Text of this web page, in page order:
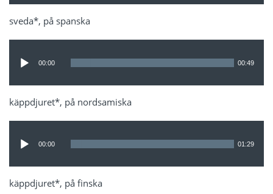
sveda*, på spanska
00:00 00:49
käppdjuret*, på nordsamiska
00:00 01:29
käppdjuret*, på finska